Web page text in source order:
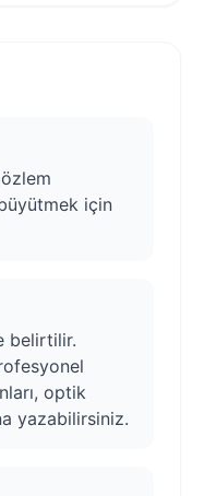
için
belirtilir.
optik
yazabilirsiniz.